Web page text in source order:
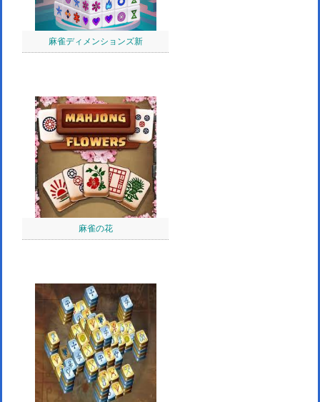
麻雀ディメンションズ新
麻雀の花